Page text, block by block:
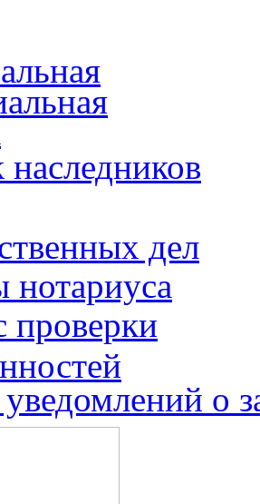
наследников
дел
нотариуса
проверки
уведомлений о